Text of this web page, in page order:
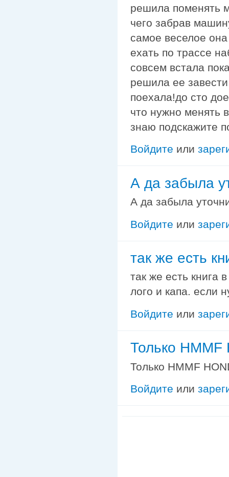
решила поменять
чего забрав
самое веселое
ехать по трассе
совсем встала
решила ее
поехала!до сто
что нужно менять
знаю подскажите
Войдите или
А да забыла
А да забыла
Войдите или
так же есть
так же есть книга
лого и капа. если
Войдите или
Только HMMF
Только HMMF
Войдите или